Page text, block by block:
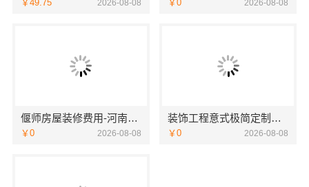
￥49.75 2026-08-08 ￥0 2026-08-08
偃师房屋装修费用-河南璟臻环保建材有限公司无隐形消费
￥0 2026-08-08
装饰工程意式极简定制厂家，华居不锈钢
￥0 2026-08-08